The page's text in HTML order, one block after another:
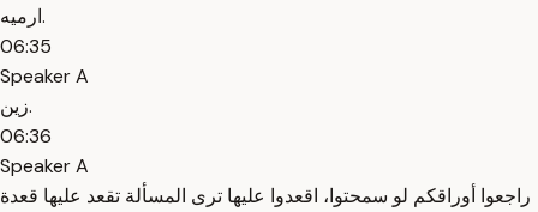
ارميه.
06:35
Speaker A
زين.
06:36
Speaker A
راجعوا أوراقكم لو سمحتوا، اقعدوا عليها ترى المسألة تقعد عليها قعدة